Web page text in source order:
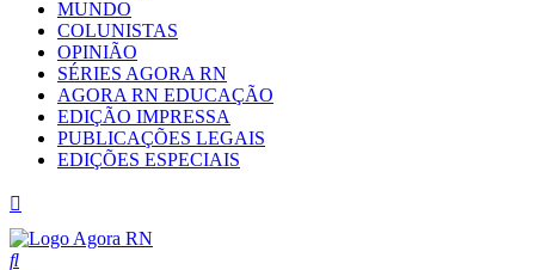
MUNDO
COLUNISTAS
OPINIÃO
SÉRIES AGORA RN
AGORA RN EDUCAÇÃO
EDIÇÃO IMPRESSA
PUBLICAÇÕES LEGAIS
EDIÇÕES ESPECIAIS